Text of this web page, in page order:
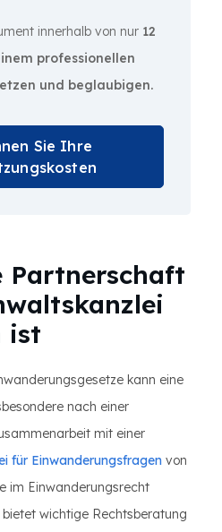
innerhalb von nur 12
professionellen
und beglaubigen.
Sie Ihre
Partnerschaft
ist
kann eine
nach einer
mit einer
für Einwanderungsfragen von
im Einwanderungsrecht
wichtige Rechtsberatung